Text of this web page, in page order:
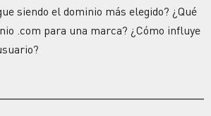
siendo el dominio más elegido? ¿Qué
.com para una marca? ¿Cómo influye